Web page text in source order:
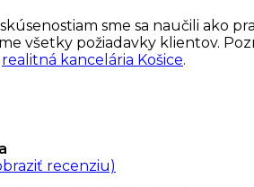
sme sa naučili ako
všetky požiadavky klientov.
realitná kancelária Košice.
recenziu)